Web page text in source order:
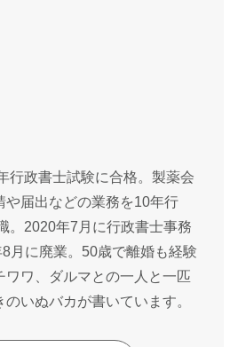
行政書士試験に合格。製薬会
や届出などの業務を10年行
。2020年7月に行政書士事務
月に廃業。50歳で離婚も経験
ワワ、ダルマとの一人と一匹
のいぬバカが書いています。